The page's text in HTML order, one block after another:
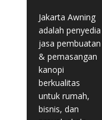
Jakarta Awning
adalah penyedia
jasa pembuatan
& pemasangan
kanopi
berkualitas
untuk rumah,
bisnis, dan